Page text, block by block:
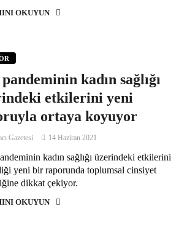
OKUYUN
kadın sağlığı
etkilerini yeni
ortaya koyuyor
Gazetesi 14 Haziran 2021
kadın sağlığı üzerindeki etkilerini
yeni bir raporunda toplumsal cinsiyet
dikkat çekiyor.
OKUYUN